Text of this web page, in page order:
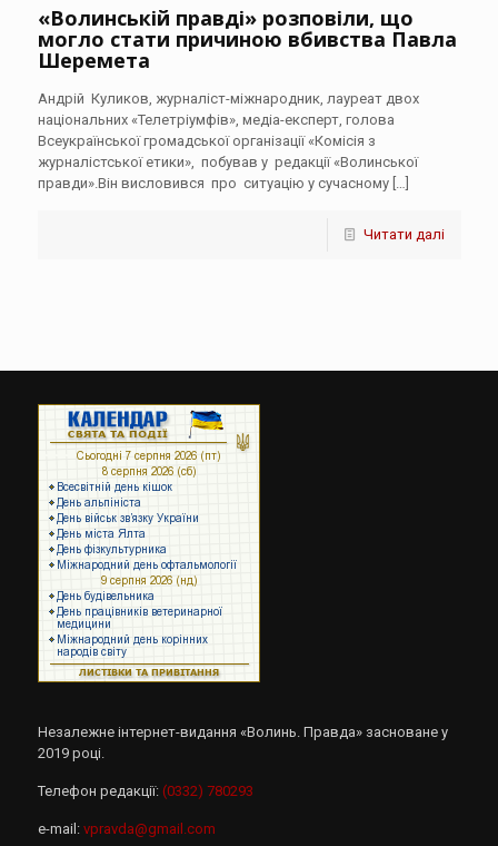
«Волинській правді» розповіли, що
могло стати причиною вбивства Павла
Шеремета
Андрій Куликов, журналіст-міжнародник, лауреат двох
національних «Телетріумфів», медіа-експерт, голова
Всеукраїнської громадської організації «Комісія з
журналістської етики», побував у редакції «Волинської
правди».Він висловився про ситуацію у сучасному[…]
Читати далі
Незалежне інтернет-видання «Волинь. Правда» засноване у
2019 році.
Телефон редакції: (0332) 780293
e-mail: vpravda@gmail.com